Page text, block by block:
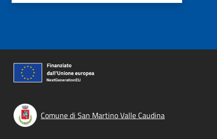
Comune di San Martino Valle Caudina